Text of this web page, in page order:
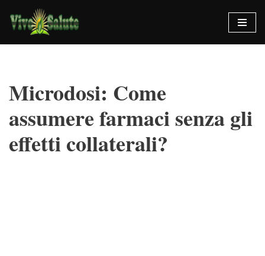
Vai
al
Microdosi: Come
assumere farmaci senza gli
effetti collaterali?